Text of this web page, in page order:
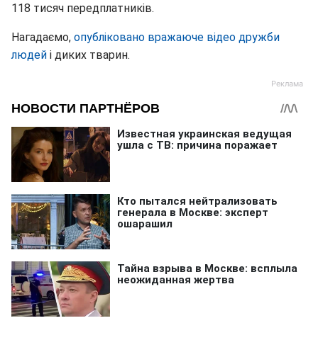
118 тисяч передплатників.
Нагадаємо, опубліковано вражаюче відео дружби
людей і диких тварин.